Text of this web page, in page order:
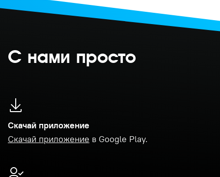
С нами просто
Скачай приложение
Скачай приложение в Google Play.